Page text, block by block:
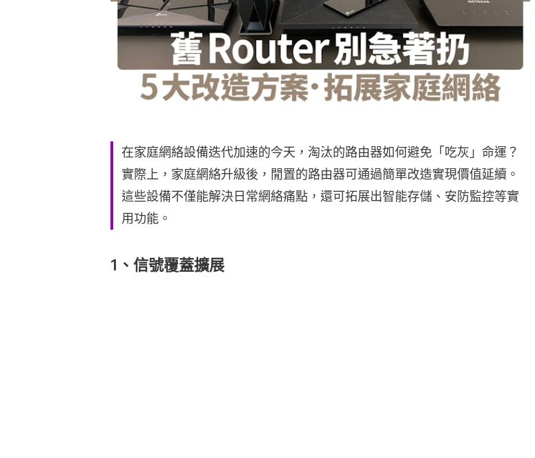
在家庭網絡設備迭代加速的今天，淘汰的路由器如何避免「吃灰」命運？
實際上，家庭網絡升級後，閒置的路由器可通過簡單改造實現價值延續。
這些設備不僅能解決日常網絡痛點，還可拓展出智能存儲、安防監控等實
用功能。
1、信號覆蓋擴展